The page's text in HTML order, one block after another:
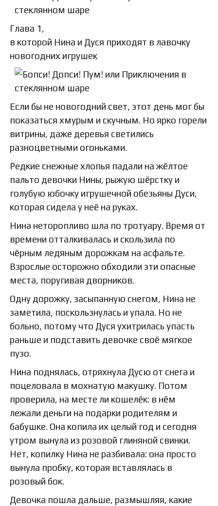
Глава 1,
в которой Нина и Дуся приходят в лавочку
новогодних игрушек
Если бы не новогодний свет, этот день мог бы
показаться хмурым и скучным. Но ярко горели
витрины, даже деревья светились
разноцветными огоньками.
Редкие снежные хлопья падали на жёлтое
пальто девочки Нины, рыжую шёрстку и
голубую юбочку игрушечной обезьяны Дуси,
которая сидела у неё на руках.
Нина неторопливо шла по тротуару. Время от
времени отталкивалась и скользила по
чёрным ледяным дорожкам на асфальте.
Взрослые осторожно обходили эти опасные
места, поругивая дворников.
Одну дорожку, засыпанную снегом, Нина не
заметила, поскользнулась и упала. Но не
больно, потому что Дуся ухитрилась упасть
раньше и подставить девочке своё мягкое
пузо.
Нина поднялась, отряхнула Дусю от снега и
поцеловала в мохнатую макушку. Потом
проверила, на месте ли кошелёк: в нём
лежали деньги на подарки родителям и
бабушке. Она копила их целый год и сегодня
утром вынула из розовой глиняной свинки.
Нет, копилку Нина не разбивала: она просто
вынула пробку, которая вставлялась в
розовый бок.
Девочка пошла дальше, размышляя, какие